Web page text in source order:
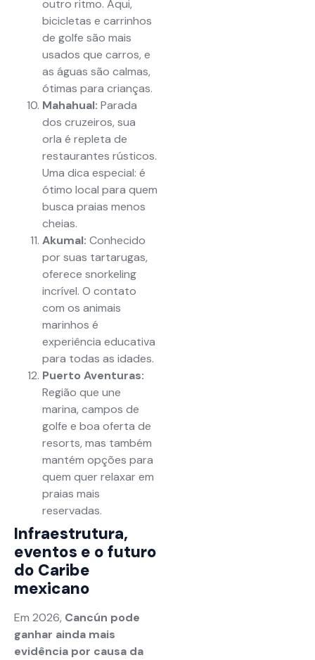
outro ritmo. Aqui,
bicicletas e carrinhos
de golfe são mais
usados que carros, e
as águas são calmas,
ótimas para crianças.
Mahahual: Parada
dos cruzeiros, sua
orla é repleta de
restaurantes rústicos.
Uma dica especial: é
ótimo local para quem
busca praias menos
cheias.
Akumal: Conhecido
por suas tartarugas,
oferece snorkeling
incrível. O contato
com os animais
marinhos é
experiência educativa
para todas as idades.
Puerto Aventuras:
Região que une
marina, campos de
golfe e boa oferta de
resorts, mas também
mantém opções para
quem quer relaxar em
praias mais
reservadas.
Infraestrutura,
eventos e o futuro
do Caribe
mexicano
Em 2026, Cancún pode
ganhar ainda mais
evidência por causa da